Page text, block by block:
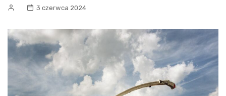
3 czerwca 2024